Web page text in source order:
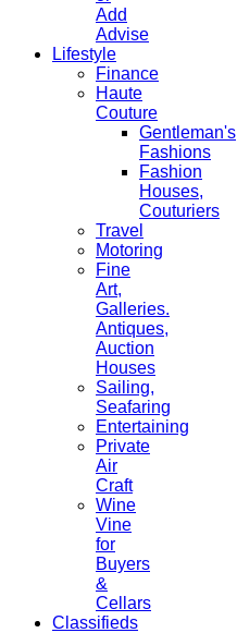
Add
Advise
Lifestyle
Finance
Haute
Couture
Gentleman's
Fashions
Fashion
Houses,
Couturiers
Travel
Motoring
Fine
Art,
Galleries.
Antiques,
Auction
Houses
Sailing,
Seafaring
Entertaining
Private
Air
Craft
Wine
Vine
for
Buyers
&
Cellars
Classifieds